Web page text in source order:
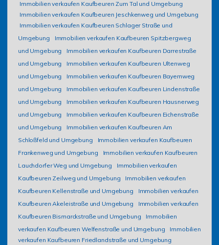
Immobilien verkaufen Kaufbeuren Zum Tal und Umgebung
Immobilien verkaufen Kaufbeuren Jeschkenweg und Umgebung
Immobilien verkaufen Kaufbeuren Schlager Straße und
Umgebung
Immobilien verkaufen Kaufbeuren Spitzbergweg
und Umgebung
Immobilien verkaufen Kaufbeuren Darrestraße
und Umgebung
Immobilien verkaufen Kaufbeuren Ultenweg
und Umgebung
Immobilien verkaufen Kaufbeuren Bayernweg
und Umgebung
Immobilien verkaufen Kaufbeuren Lindenstraße
und Umgebung
Immobilien verkaufen Kaufbeuren Hausnerweg
und Umgebung
Immobilien verkaufen Kaufbeuren Eichenstraße
und Umgebung
Immobilien verkaufen Kaufbeuren Am
Schloßfeld und Umgebung
Immobilien verkaufen Kaufbeuren
Frankenweg und Umgebung
Immobilien verkaufen Kaufbeuren
Lauchdorfer Weg und Umgebung
Immobilien verkaufen
Kaufbeuren Zeilweg und Umgebung
Immobilien verkaufen
Kaufbeuren Kellenstraße und Umgebung
Immobilien verkaufen
Kaufbeuren Akeleistraße und Umgebung
Immobilien verkaufen
Kaufbeuren Bismarckstraße und Umgebung
Immobilien
verkaufen Kaufbeuren Welfenstraße und Umgebung
Immobilien
verkaufen Kaufbeuren Friedlandstraße und Umgebung